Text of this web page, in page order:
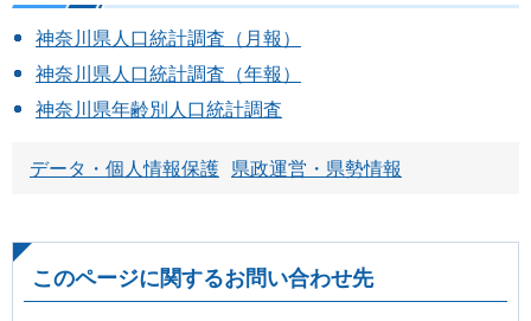
神奈川県人口統計調査（月報）
神奈川県人口統計調査（年報）
神奈川県年齢別人口統計調査
データ・個人情報保護 県政運営・県勢情報
このページに関するお問い合わせ先